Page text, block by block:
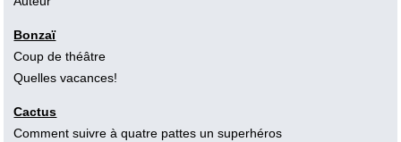
Bonzaï
Coup de théâtre
Quelles vacances!
Cactus
Comment suivre à quatre pattes un superhéros